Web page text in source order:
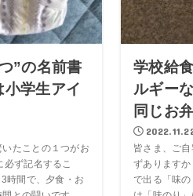
”の名前書
小学生アイ
たことの１つがお
ず記名するこ
時間で、夕食・お
学校給
ルギー
同じお
皆さま、ご
ずあります
で出る「味